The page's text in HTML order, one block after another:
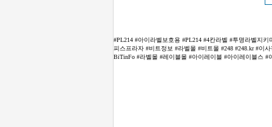
#PL214 #아이라벨보호용 #PL214 #4칸라벨 #투명라벨지
피스프라자 #비트정보 #라벨몰 #비트몰 #248 #248.kr #이
BiTinFo #라벨몰 #레이블몰 #아이레이블 #아이레이블스 #